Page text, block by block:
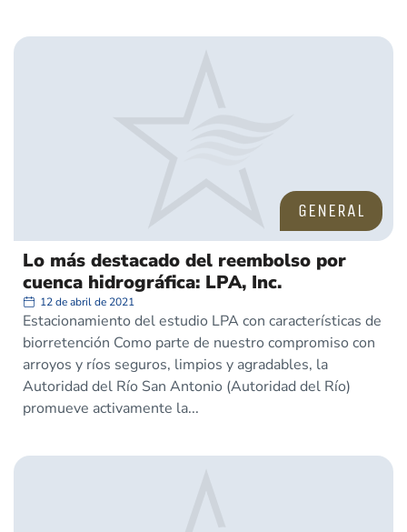
GENERAL
Lo más destacado del reembolso por
cuenca hidrográfica: LPA, Inc.
12 de abril de 2021
Estacionamiento del estudio LPA con características de
biorretención Como parte de nuestro compromiso con
arroyos y ríos seguros, limpios y agradables, la
Autoridad del Río San Antonio (Autoridad del Río)
promueve activamente la